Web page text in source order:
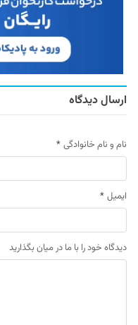
ارسال دیدگاه
نام و نام خانوادگی *
ایمیل *
دیدگاه خود را با ما در میان بگذارید